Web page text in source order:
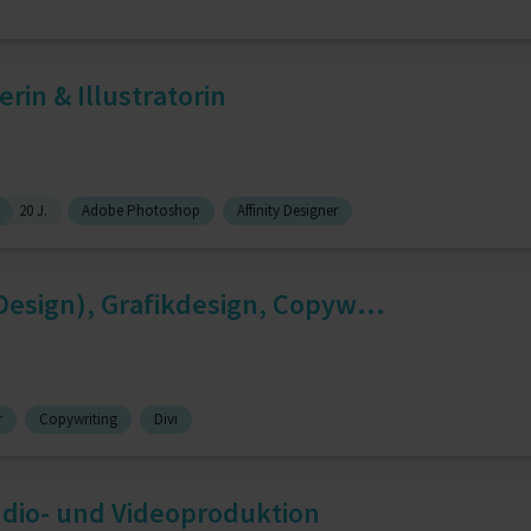
& Illustratorin
20 J. Adobe Photoshop Affinity Designer
Grafikdesign, Copyw...
Copywriting Divi
und Videoproduktion